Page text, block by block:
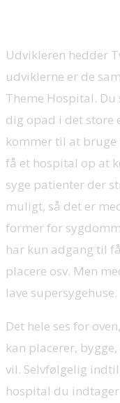
Udvikleren hedder
udviklerne er de
Theme Hospital.
dig opad i det store
kommer til at
få et hospital op at
syge patienter der
muligt, så det er
former for
har kun adgang til
placere osv. Men
lave supersygehuse.
Det hele ses for
kan placerer,
vil. Selvfølgelig
hospital du